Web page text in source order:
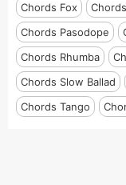
Chords Fox
Chords Pasodope
Chords Rhumba
Chords Slow Ballad
Chords Tango